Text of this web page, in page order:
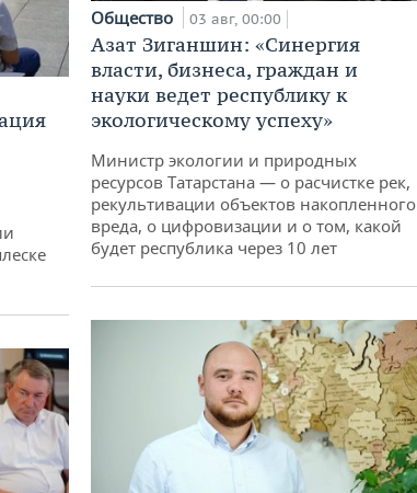
Общество 03 авг, 00:00
Азат Зиганшин: «Синергия
власти, бизнеса, граждан и
науки ведет республику к
экологическому успеху»
Министр экологии и природных
ресурсов Татарстана — о расчистке рек,
рекультивации объектов накопленного
вреда, о цифровизации и о том, какой
будет республика через 10 лет